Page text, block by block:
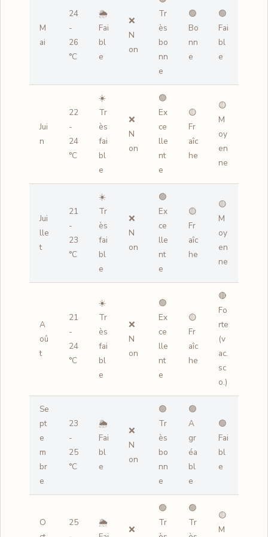
M
ai
24
-
26
°C
🌦️
Fai
bl
e
❌
N
on
Tr
ès
bo
nn
e
🟢
Bo
nn
e
🟢
Fai
bl
e
Jui
n
22
-
24
°C
☀️
Tr
ès
fai
bl
e
❌
N
on
🟢
Ex
ce
lle
nt
e
🟡
Fr
aîc
he
🟡
M
oy
en
ne
Jui
lle
t
21
-
23
°C
☀️
Tr
ès
fai
bl
e
❌
N
on
🟢
Ex
ce
lle
nt
e
🟡
Fr
aîc
he
🟡
M
oy
en
ne
A
oû
t
21
-
24
°C
☀️
Tr
ès
fai
bl
e
❌
N
on
🟢
Ex
ce
lle
nt
e
🟡
Fr
aîc
he
🔴
Fo
rte
(v
ac.
sc
o.)
Se
pt
e
m
br
e
23
-
25
°C
🌦️
Fai
bl
e
❌
N
on
🟢
Tr
ès
bo
nn
e
🟢
A
gr
éa
bl
e
🟢
Fai
bl
e
O
25
🌦️
❌
🟢
Tr
🟢
Tr
🟡
M